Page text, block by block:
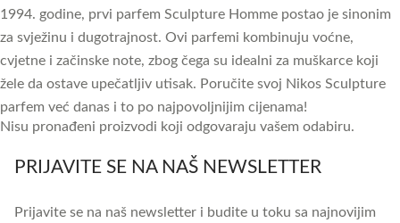
1994. godine, prvi parfem Sculpture Homme postao je sinonim
za svježinu i dugotrajnost. Ovi parfemi kombinuju voćne,
cvjetne i začinske note, zbog čega su idealni za muškarce koji
žele da ostave upečatljiv utisak. Poručite svoj Nikos Sculpture
parfem već danas i to po najpovoljnijim cijenama!
Nisu pronađeni proizvodi koji odgovaraju vašem odabiru.
PRIJAVITE SE NA NAŠ NEWSLETTER
Prijavite se na naš newsletter i budite u toku sa najnovijim